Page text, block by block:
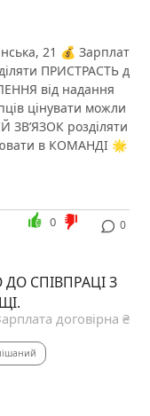
21 💰 Зарплат
ПРИСТРАСТЬ д
від надання
цінувати можли
ЗВ’ЯЗОК розділяти
в КОМАНДІ 🌟
0
0
СПІВПРАЦІ З
договірна ₴